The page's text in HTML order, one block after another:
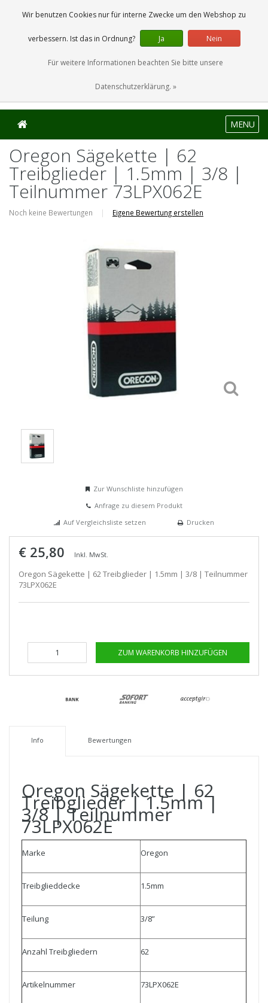
0 Artikel
MENU
Oregon Sägekette | 62
Treibglieder | 1.5mm | 3/8 |
Teilnummer 73LPX062E
Noch keine Bewertungen | Eigene Bewertung erstellen
Zur Wunschliste hinzufügen
Anfrage zu diesem Produkt
Auf Vergleichsliste setzen
Drucken
€ 25,80 Inkl. MwSt.
Oregon Sägekette | 62 Treibglieder | 1.5mm | 3/8 | Teilnummer
73LPX062E
ZUM WARENKORB HINZUFÜGEN
Info Bewertungen
Oregon Sägekette | 62
Treibglieder | 1.5mm |
3/8 | Teilnummer
73LPX062E
Marke Oregon
Treibglieddecke 1.5mm
Teilung 3/8”
Anzahl Treibgliedern 62
Artikelnummer 73LPX062E
Wir benutzen Cookies nur für interne Zwecke um den Webshop zu
verbessern. Ist das in Ordnung? Ja Nein
Für weitere Informationen beachten Sie bitte unsere
Datenschutzerklärung. »